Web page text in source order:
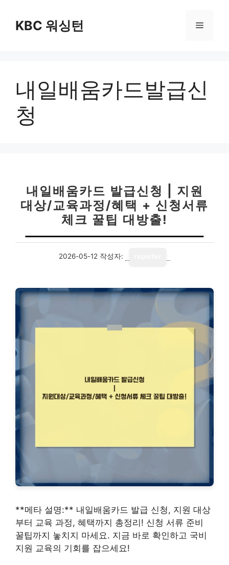
KBC 워싱턴 메
내일배움카드발급신
청
내일배움카드 발급신청 | 지원
대상/교육과정/혜택 + 신청서류
체크 꿀팁 대방출!
2026-05-12 작성자:
**메타 설명:** 내일배움카드 발급 신청, 지원 대상
부터 교육 과정, 혜택까지 총정리! 신청 서류 준비
꿀팁까지 놓치지 마세요. 지금 바로 확인하고 국비
지원 교육의 기회를 잡으세요!